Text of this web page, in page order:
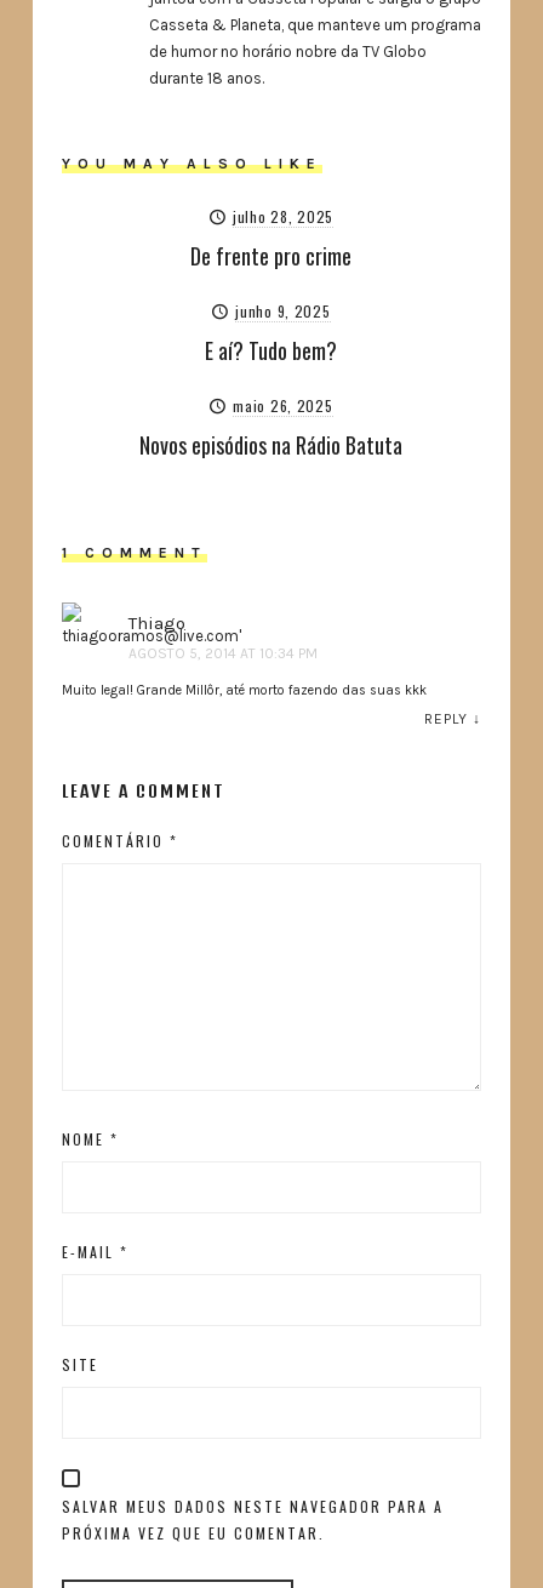
Casseta & Planeta, que manteve um programa
de humor no horário nobre da TV Globo
durante 18 anos.
YOU MAY ALSO LIKE
julho 28, 2025
De frente pro crime
junho 9, 2025
E aí? Tudo bem?
maio 26, 2025
Novos episódios na Rádio Batuta
1 COMMENT
Thiago
AGOSTO 5, 2014 AT 10:34 PM
Muito legal! Grande Millôr, até morto fazendo das suas kkk
REPLY ↓
LEAVE A COMMENT
COMENTÁRIO *
NOME *
E-MAIL *
SITE
SALVAR MEUS DADOS NESTE NAVEGADOR PARA A
PRÓXIMA VEZ QUE EU COMENTAR.